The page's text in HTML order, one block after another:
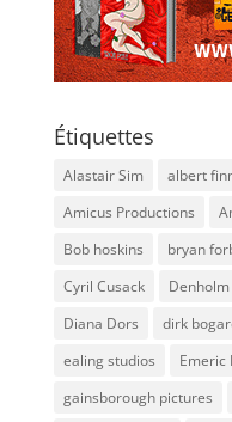
Étiquettes
Alastair Sim albert
Amicus Productions
Bob hoskins
bryan
Cyril Cusack
Diana Dors
dirk
ealing studios
Emeric
gainsborough pictures